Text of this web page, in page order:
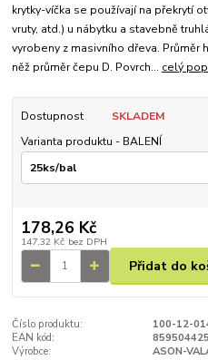
krytky-víčka se používají na překrytí
vruty, atd.) u nábytku a stavebně
vyrobeny z masivního dřeva. Průměr
něž průměr čepu D. Povrch... celý
Dostupnost
SKLADEM
Varianta produktu - BALENÍ
178,26 Kč
147,32 Kč bez DPH
Přidat do
Číslo produktu:
100-12-
EAN kód:
Výrobce:
ASON-